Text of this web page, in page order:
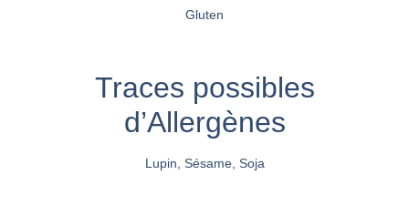
Gluten
Traces possibles
d’Allergènes
Lupin, Sésame, Soja